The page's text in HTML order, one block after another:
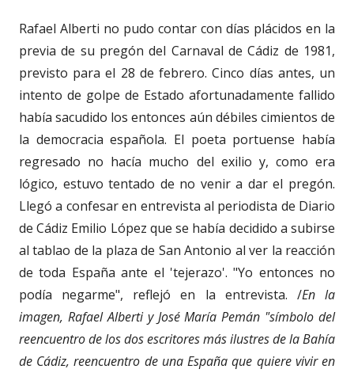
Rafael Alberti no pudo contar con días plácidos en la
previa de su pregón del Carnaval de Cádiz de 1981,
previsto para el 28 de febrero. Cinco días antes, un
intento de golpe de Estado afortunadamente fallido
había sacudido los entonces aún débiles cimientos de
la democracia española. El poeta portuense había
regresado no hacía mucho del exilio y, como era
lógico, estuvo tentado de no venir a dar el pregón.
Llegó a confesar en entrevista al periodista de Diario
de Cádiz Emilio López que se había decidido a subirse
al tablao de la plaza de San Antonio al ver la reacción
de toda España ante el 'tejerazo'. "Yo entonces no
podía negarme", reflejó en la entrevista. /En la
imagen, Rafael Alberti y José María Pemán "símbolo del
reencuentro de los dos escritores más ilustres de la Bahía
de Cádiz, reencuentro de una España que quiere vivir en